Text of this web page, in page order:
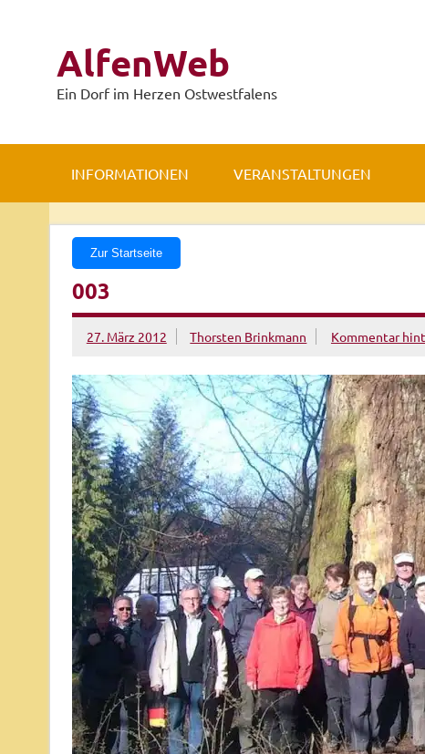
AlfenWeb
Ein Dorf im Herzen Ostwestfalens
INFORMATIONEN VERANSTALTUNGEN
Zur Startseite
003
27. März 2012 Thorsten Brinkmann Kommentar